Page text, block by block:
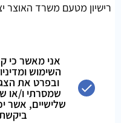
רישיון מטעם משרד האוצר
אני מאשר כי
השימוש
ובפרט את
שמסרתי ו/או
שלישיים, אשר